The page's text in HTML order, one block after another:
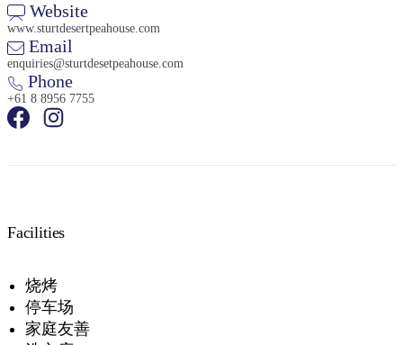
Website
www.sturtdesertpeahouse.com
Email
enquiries@sturtdesetpeahouse.com
Phone
+61 8 8956 7755
Facilities
烧烤
停车场
家庭友善